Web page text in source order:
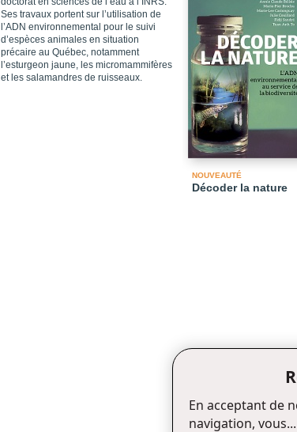
Ses travaux portent sur l’utilisation de
l’ADN environnemental pour le suivi
d’espèces animales en situation
précaire au Québec, notamment
l’esturgeon jaune, les micromammifères
et les salamandres de ruisseaux.
NOUVEAUTÉ
Décoder la nature
En acceptant de
navigation, vous...